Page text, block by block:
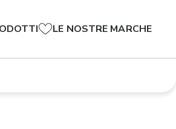
LE NOSTRE MARCHE